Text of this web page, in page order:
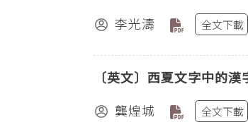
李光濤
全文下載
〔英文〕西夏文字中的
龔煌城
全文下載